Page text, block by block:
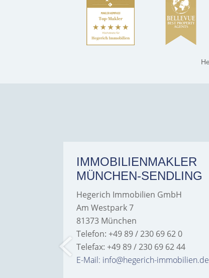
IMMOBILIENMAKLER
MÜNCHEN-SENDLING
Hegerich Immobilien GmbH
Am Westpark 7
81373 München
Telefon: +49 89 / 230 69 62 0
Telefax: +49 89 / 230 69 62 44
E-Mail: info@hegerich-immobilien.de